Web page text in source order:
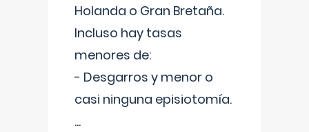
Holanda o Gran Bretaña.
Incluso hay tasas
menores de:
- Desgarros y menor o
casi ninguna episiotomía.
...